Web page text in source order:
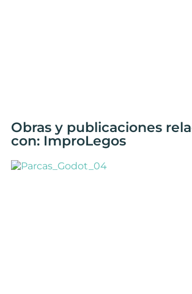
Obras y publicaciones
con: ImproLegos